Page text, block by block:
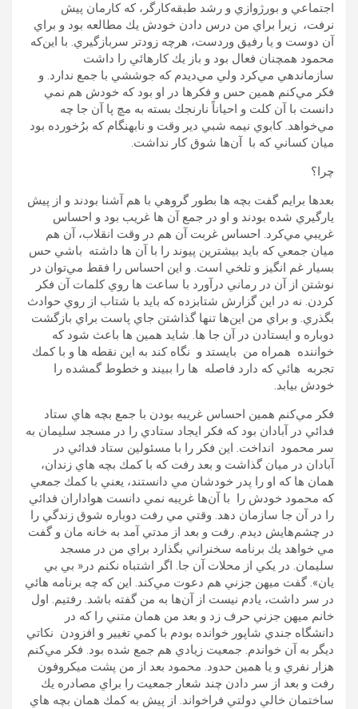
اجتماعي و بورژوازي و رشد طبقه‌كارگر، كه كارمان پيش
نرفت، زيرا براي من درس دادن خودش يك مطالعه بود و براي
آن دوست و يا رفيق وردست، هرچه زودتر سربازگيري. با اين‌كه
محمود همچنان فعال بود و باز يك كارهائي را داشت
سازماندهي مي‌كرد ولي مي‌ديدم كه جوششي با جمع ندارد. و
فكر مي‌كنم همين حس و فكرها در او بود كه خودش هم نمي
دانست با آن كلت و احياناً نارنجك بسته به مچ پا آن جا چه
مي‌خواهد. كابوي نيمه شبي دير وقت و نابهنگام كه برُخورده بود
ميان كساني كه با آن‌ها شوق كار نداشت.
چرا؟
بعدها برايم گفت بچه ها بطور گروهي با هم آشنا بودند و از پيش
يارگيري شده بودند و او در جمع آن ها غريب بود و احساس
غريبي مي‌كرد. احساس غربت آن هم در وقت انقلاب، آن هم
ميان جمعي كه بايد بيشترين پيوند را با آن ها داشته باشي حس
بسيار غم انگيز و تلخي است. و اين احساس را فقط مي‌توان در
نوشتن از آن در رماني درآورد با ساعت ها روي كلمات آن فكر
كردن. نه در اين گزارش شتابزده كه بايد با شتاب از روي حوادث
بگذري. و براي من اين‌ها تنها گذاشتن جاي پاست براي بازگشت
دوباره و ايستادن در آن جا ها. شايد همين ها باعث شود كه
خواننده همراه من بايستد و نگاه كند به اين نقطه ها و با كمك
تجربه هائي كه دارد فاصله ها را ببيند و خطوط گمشده را
خودش بيابد.
فكر مي‌كنم همين احساس غريبه بودن با جمع بچه هاي ستاد
فدائي در آبادان بود كه فكر ايجاد ستادي را در مسجد سليمان به
سر محمود انداخت. اين فكر را با مسئولين ستاد فدائي در
آبادان در ميان گذاشت و بعد رفت كه با كمك بچه هاي زندان،
همان ها كه او را پدر خودشان مي دانستند، يعني با كمك جمعي
كه محمود خودش را با آن‌ها غريبه نمي دانست هواداران فدائي
را در آن جا سازمان دهد. وقتي مي رفت دوباره شوق زندگي را
در چشم‌هايش ديدم. رفت و بعد از مدتي آمد به خانه مان و گفت
مي خواهد يك برنامه سخنراني بگذارد براي من در مسجد
سليمان. در يكي از محلات آن جا. اگر اشتباه نكنم در« بي بي
يان». گفت ميهن جزني هم دعوت مي‌كند. اين كه چه برنامه هائي
در سر داشت، يادم نيست از آن‌ها به من گفته باشد. رفتيم. اول
خانم ميهن جزني حرف زد و بعد من همان متني را كه در
دانشگاه جندي شاپور خوانده بودم با كمي تغيير و افزودن نكاتي
ديگر به آن خواندم. جمعيت زيادي هم جمع شده بود. فكر مي‌كنم
هزار نفري و يا همين حدود. محمود بعد از من پشت ميكروفون
رفت و بعد از سر دادن چند شعار جمعيت را براي مصادره يك
ساختمان خالي دولتي فراخواند. از پيش به كمك همان بچه هاي